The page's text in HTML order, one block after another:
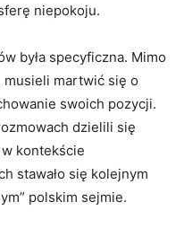
niepokoju.
była specyficzna. Mimo
martwić się o
swoich pozycji.
dzielili się
kontekście
stawało się kolejnym
polskim sejmie.